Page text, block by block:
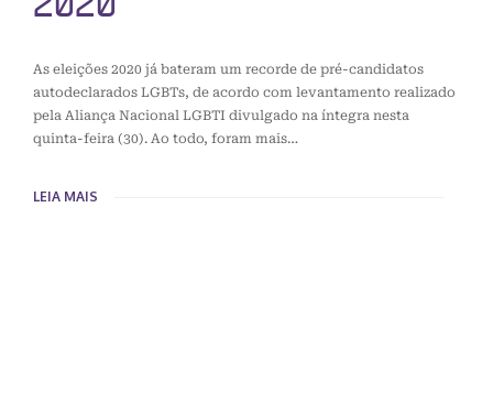
As eleições 2020 já bateram um recorde de pré-candidatos
autodeclarados LGBTs, de acordo com levantamento realizado
pela Aliança Nacional LGBTI divulgado na íntegra nesta
quinta-feira (30). Ao todo, foram mais…
LEIA MAIS